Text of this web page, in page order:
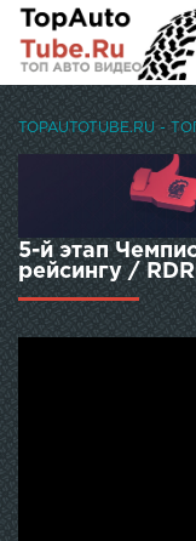
5-й этап
рейсингу /